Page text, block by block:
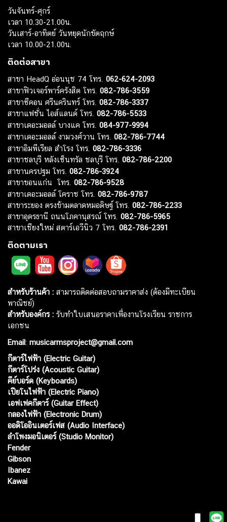
วันจันทร์-ศุกร์
เวลา 10.30-21.00น.
วันเสาร์-อาทิตย์ วันหยุดนักขัตฤกษ์
เวลา 10.00-21.00น.
ติดต่อสาขา
สาขา HeadQ อ่อนนุช 74 โทร. 062-624-2093
สาขาฟิวเจอร์พาร์ครังสิต โทร. 082-786-3559
สาขาซีคอน ศรีนครินทร์ โทร. 082-786-3337
สาขาแฟชั่น ไอส์แลนด์ โทร. 082-786-5533
สาขาเดอะมอลล์ บางแค โทร. 084-977-9994
สาขาเดอะมอลล์ งามวงศ์วาน โทร. 082-786-7744
สาขาอิมพีเรียล สำโรง โทร. 082-786-3336
สาขาชลบุรี หลังเซ็นทรัล ชลบุรี โทร. 082-786-2200
สาขานครปฐม โทร. 082-786-3924
สาขาขอนแก่น โทร. 082-786-9528
สาขาเดอะมอลล์ โคราช โทร. 082-786-9787
สาขาระยอง ตรงข้ามตลาดหมอดิษฐ์ โทร. 082-786-2233
สาขาอุดรธานี ถนนโภคานุสรณ์ โทร. 082-786-5965
สาขาเชียงใหม่ สตาร์เอวีนิว 7 โทร. 082-786-2391
ติดตามเรา
สำหรับร้านค้า : สามารถติดต่อสอบถามราคาส่ง (ต้องมีทะเบียน
พาณิชย์)
สำหรับองค์กร : รับทำใบเสนอราคาเพื่องานโรงเรียน ราชการ
เอกชน
Email: musicarmsproject@gmail.com
กีตาร์ไฟฟ้า (Electric Guitar)
กีตาร์โปร่ง (Acoustic Guitar)
คีย์บอร์ด (Keyboards)
เปียโนไฟฟ้า (Electric Piano)
เอฟเฟคกีตาร์ (Guitar Effect)
กลองไฟฟ้า (Electronic Drum)
ออดิโออินเตอร์เฟส (Audio Interface)
ลำโพงมอนิเตอร์ (Studio Monitor)
Fender
Gibson
Ibanez
Kawai